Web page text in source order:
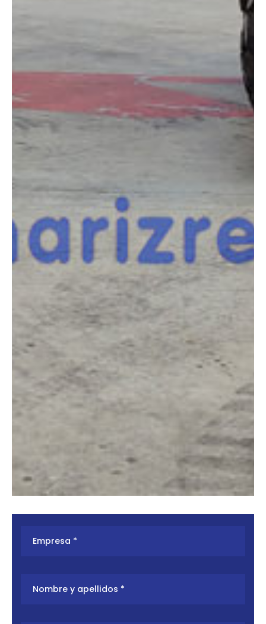
necesitas?
Compara esta y otras máquinas desde el siguiente botón o ponte
en contacto con nosotros para un asesoramiento más personal.
Comparar
¿Te interesa
esta máquina?
Rellena este formulario y recibiremos tu solicitud
sobre esta máquina para ponernos en contacto
directo contigo.
Haulotte HA16PXNT